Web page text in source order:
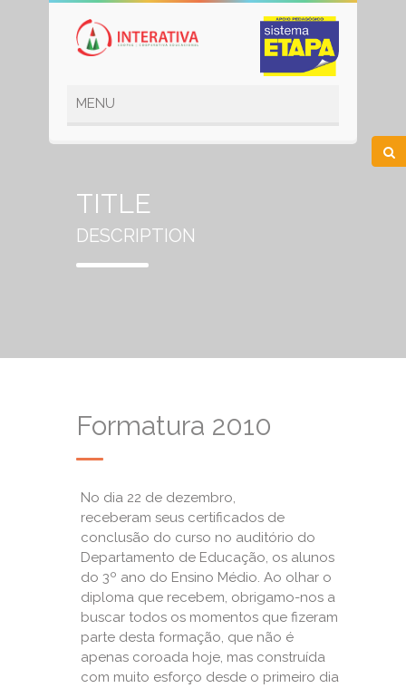
TITLE
DESCRIPTION
Formatura 2010
No dia 22 de dezembro,
receberam seus certificados de
conclusão do curso no auditório do
Departamento de Educação, os alunos
do 3º ano do Ensino Médio. Ao olhar o
diploma que recebem, obrigamo-nos a
buscar todos os momentos que fizeram
parte desta formação, que não é
apenas coroada hoje, mas construída
com muito esforço desde o primeiro dia